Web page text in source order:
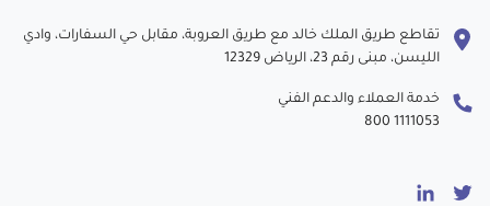
تقاطع طريق الملك خالد مع طريق العروبة، مقابل حي السفارات، وادي
الليسن، مبنى رقم 23، الرياض 12329
خدمة العملاء والدعم الفني
800 1111053